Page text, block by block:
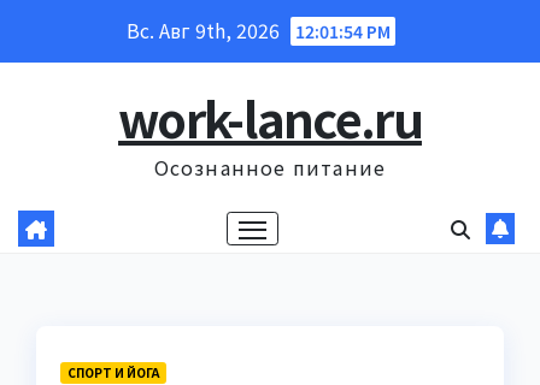
Вс. Авг 9th, 2026 12:01:55 PM
work-lance.ru
Осознанное питание
СПОРТ И ЙОГА